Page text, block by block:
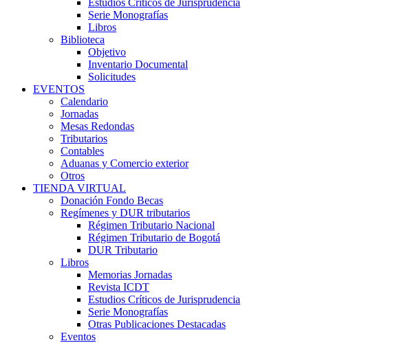
Estudios Críticos de Jurisprudencia
Serie Monografías
Libros
Biblioteca
Objetivo
Inventario Documental
Solicitudes
EVENTOS
Calendario
Jornadas
Mesas Redondas
Tributarios
Contables
Aduanas y Comercio exterior
Otros
TIENDA VIRTUAL
Donación Fondo Becas
Regímenes y DUR tributarios
Régimen Tributario Nacional
Régimen Tributario de Bogotá
DUR Tributario
Libros
Memorias Jornadas
Revista ICDT
Estudios Críticos de Jurisprudencia
Serie Monografías
Otras Publicaciones Destacadas
Eventos